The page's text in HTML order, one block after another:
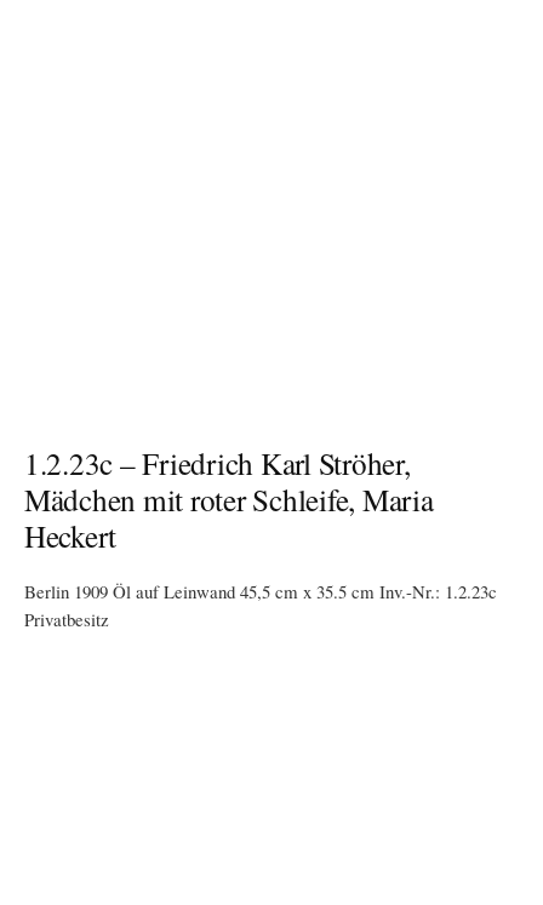
1.3.25 – Friedrich Karl Ströher, Mädchen
mit grüner Schärpe
Berlin, um 1916 Öl auf Leinwand 80,0 cm x 65,5 cm Inv.-Nr.: